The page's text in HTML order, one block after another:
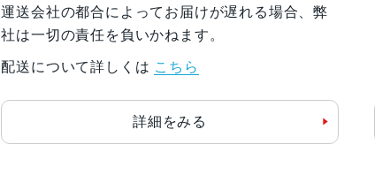
運送会社の都合によってお届けが遅れる場合、弊
社は一切の責任を負いかねます。
配送について詳しくは こちら
詳細をみる